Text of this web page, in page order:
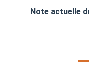
Note actuelle